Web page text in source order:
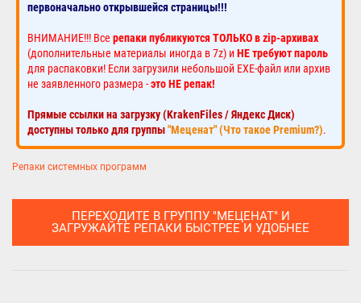
первоначально открывшейся страницы!!!
ВНИМАНИЕ!!! Все репаки публикуются ТОЛЬКО в zip-архивах
(дополнительные материалы иногда в 7z) иНЕ требуют пароль
для распаковки! Если загрузили небольшой EXE-файл или архив
не заявленного размера -это НЕ репак!
Прямые ссылки на загрузку (KrakenFiles / Яндекс Диск)
доступны только для группы"Меценат" (Что такое Premium?).
Репаки системных программ
ПЕРЕХОДИТЕ В ГРУППУ "МЕЦЕНАТ" И
ЗАГРУЖАЙТЕ РЕПАКИ БЫСТРЕЕ И УДОБНЕЕ